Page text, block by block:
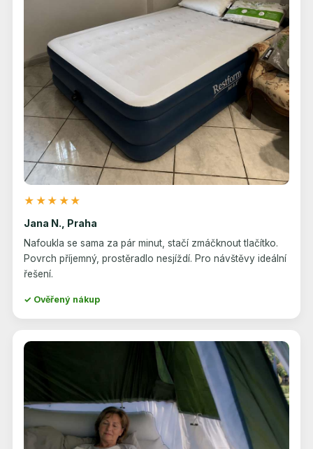
★★★★★
Jana N., Praha
Nafoukla se sama za pár minut, stačí zmáčknout tlačítko.
Povrch příjemný, prostěradlo nesjíždí. Pro návštěvy ideální
řešení.
✓ Ověřený nákup